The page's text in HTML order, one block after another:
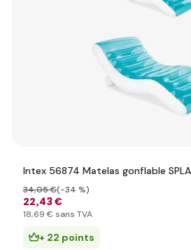
Intex 56874 Matelas gonflable
22,43 €
34,05 €(-34 %)
18,69 € sans TVA
+ 22 points